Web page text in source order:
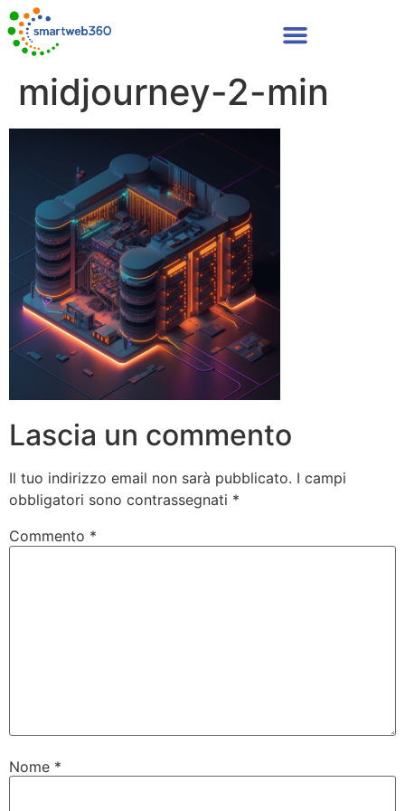
midjourney-2-min
Lascia un commento
Il tuo indirizzo email non sarà pubblicato. I campi
obbligatori sono contrassegnati *
Commento *
Nome *